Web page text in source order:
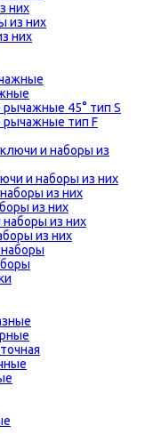
них
них
45° тип S
тип F
и наборы из них
из них
из них